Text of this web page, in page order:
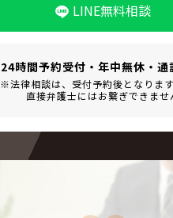
LINE無料相談
24時間予約受付・年中無休・ 通
※法律相談は、 受付予約後となります
直接弁護士にはお繋ぎできませ